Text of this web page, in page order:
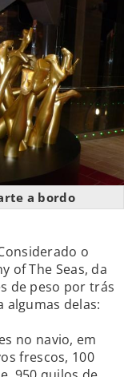
a bordo
o
of The Seas, da
de peso por trás
algumas delas:
no navio, em
frescos, 100